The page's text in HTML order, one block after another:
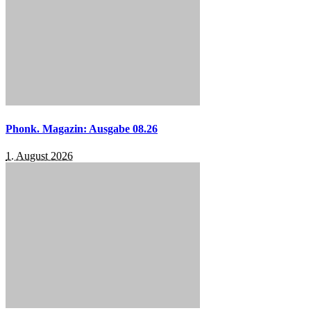
Phonk. Magazin: Ausgabe 08.26
1. August 2026